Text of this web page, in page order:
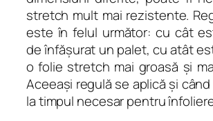
stretch mult mai rezistente.
este în felul următor: cu cât
de înfășurat un palet, cu atât
o folie stretch mai groasă și
Aceeași regulă se aplică și
la timpul necesar pentru